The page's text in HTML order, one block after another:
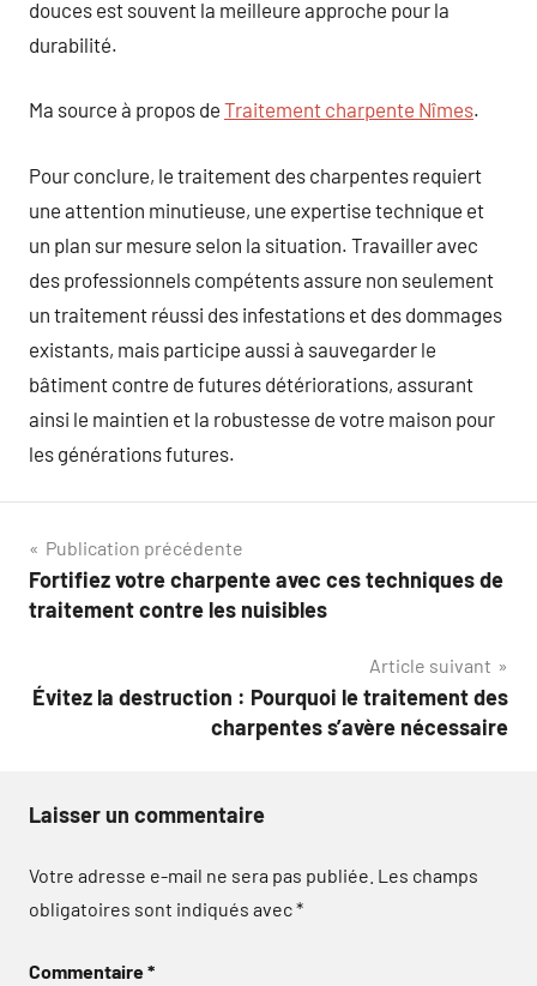
douces est souvent la meilleure approche pour la
durabilité.
Ma source à propos de Traitement charpente Nîmes.
Pour conclure, le traitement des charpentes requiert
une attention minutieuse, une expertise technique et
un plan sur mesure selon la situation. Travailler avec
des professionnels compétents assure non seulement
un traitement réussi des infestations et des dommages
existants, mais participe aussi à sauvegarder le
bâtiment contre de futures détériorations, assurant
ainsi le maintien et la robustesse de votre maison pour
les générations futures.
Navigation
de
Publication précédente
Fortifiez votre charpente avec ces techniques de
traitement contre les nuisibles
Article suivant
Évitez la destruction : Pourquoi le traitement des
charpentes s’avère nécessaire
Laisser un commentaire
Votre adresse e-mail ne sera pas publiée. Les champs
obligatoires sont indiqués avec*
Commentaire*